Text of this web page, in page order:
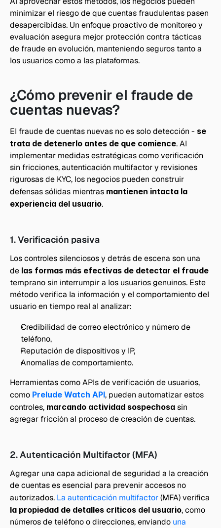
minimizar el riesgo de que cuentas fraudulentas pasen
desapercibidas. Un enfoque proactivo de monitoreo y
evaluación asegura mejor protección contra tácticas
de fraude en evolución, manteniendo seguros tanto a
los usuarios como a las plataformas.
¿Cómo prevenir el fraude de
cuentas nuevas?
El fraude de cuentas nuevas no es solo detección - se
trata de detenerlo antes de que comience. Al
implementar medidas estratégicas como verificación
sin fricciones, autenticación multifactor y revisiones
rigurosas de KYC, los negocios pueden construir
defensas sólidas mientras mantienen intacta la
experiencia del usuario.
1. Verificación pasiva
Los controles silenciosos y detrás de escena son una
de las formas más efectivas de detectar el fraude
temprano sin interrumpir a los usuarios genuinos. Este
método verifica la información y el comportamiento del
usuario en tiempo real al analizar:
Credibilidad de correo electrónico y número de
teléfono,
Reputación de dispositivos y IP,
Anomalías de comportamiento.
Herramientas como APIs de verificación de usuarios,
como Prelude Watch API, pueden automatizar estos
controles, marcando actividad sospechosa sin
agregar fricción al proceso de creación de cuentas.
2. Autenticación Multifactor (MFA)
Agregar una capa adicional de seguridad a la creación
de cuentas es esencial para prevenir accesos no
autorizados. La autenticación multifactor (MFA) verifica
la propiedad de detalles críticos del usuario, como
números de teléfono o direcciones, enviando una